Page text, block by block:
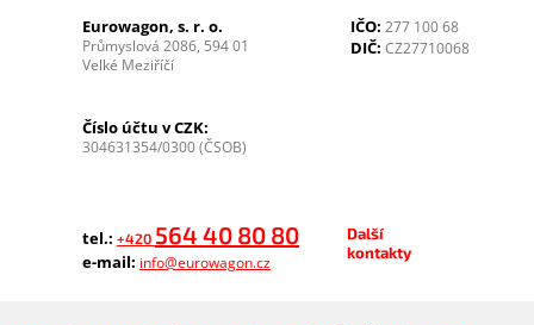
Eurowagon, s. r. o.
Průmyslová 2086, 594 01
Velké Meziříčí
IČO: 277 100 68
DIČ: CZ27710068
Číslo účtu v CZK:
304631354/0300 (ČSOB)
tel.: +420 564 40 80 80
e-mail: info@eurowagon.cz
Další
kontakty